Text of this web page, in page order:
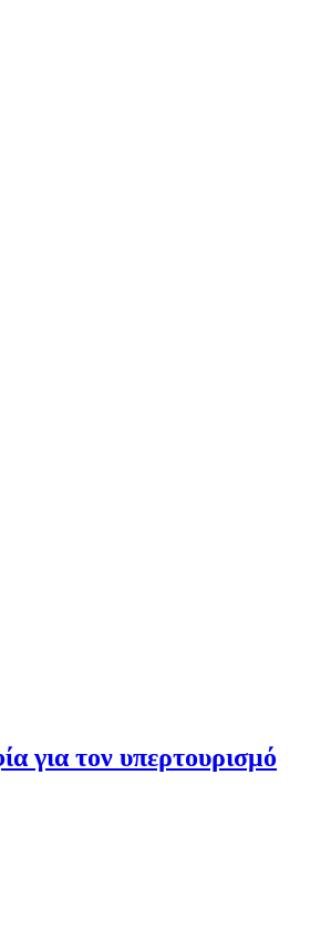
για τον υπερτουρισμό